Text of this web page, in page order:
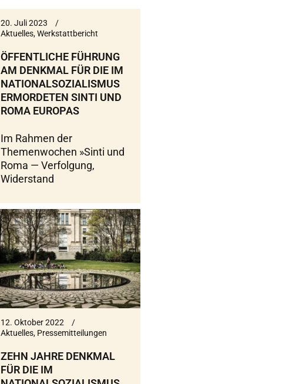
20. Juli 2023
Aktuelles,Werkstattbericht
ÖFFENTLICHE FÜHRUNG
AM DENKMAL FÜR DIE IM
NATIONALSOZIALISMUS
ERMORDETEN SINTI UND
ROMA EUROPAS
Im Rahmen der
Themenwochen »Sinti und
Roma — Verfolgung,
Widerstand
12. Oktober 2022
Aktuelles, Pressemitteilungen
ZEHN JAHRE DENKMAL
FÜR DIE IM